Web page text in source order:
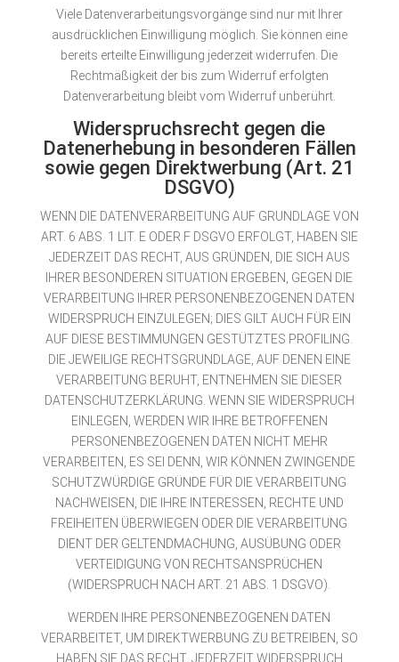
Viele Datenverarbeitungsvorgänge sind nur mit Ihrer
ausdrücklichen Einwilligung möglich. Sie können eine
bereits erteilte Einwilligung jederzeit widerrufen. Die
Rechtmäßigkeit der bis zum Widerruf erfolgten
Datenverarbeitung bleibt vom Widerruf unberührt.
Widerspruchsrecht gegen die
Datenerhebung in besonderen Fällen
sowie gegen Direktwerbung (Art. 21
DSGVO)
WENN DIE DATENVERARBEITUNG AUF GRUNDLAGE VON
ART. 6 ABS. 1 LIT. E ODER F DSGVO ERFOLGT, HABEN SIE
JEDERZEIT DAS RECHT, AUS GRÜNDEN, DIE SICH AUS
IHRER BESONDEREN SITUATION ERGEBEN, GEGEN DIE
VERARBEITUNG IHRER PERSONENBEZOGENEN DATEN
WIDERSPRUCH EINZULEGEN; DIES GILT AUCH FÜR EIN
AUF DIESE BESTIMMUNGEN GESTÜTZTES PROFILING.
DIE JEWEILIGE RECHTSGRUNDLAGE, AUF DENEN EINE
VERARBEITUNG BERUHT, ENTNEHMEN SIE DIESER
DATENSCHUTZERKLÄRUNG. WENN SIE WIDERSPRUCH
EINLEGEN, WERDEN WIR IHRE BETROFFENEN
PERSONENBEZOGENEN DATEN NICHT MEHR
VERARBEITEN, ES SEI DENN, WIR KÖNNEN ZWINGENDE
SCHUTZWÜRDIGE GRÜNDE FÜR DIE VERARBEITUNG
NACHWEISEN, DIE IHRE INTERESSEN, RECHTE UND
FREIHEITEN ÜBERWIEGEN ODER DIE VERARBEITUNG
DIENT DER GELTENDMACHUNG, AUSÜBUNG ODER
VERTEIDIGUNG VON RECHTSANSPRÜCHEN
(WIDERSPRUCH NACH ART. 21 ABS. 1 DSGVO).
WERDEN IHRE PERSONENBEZOGENEN DATEN
VERARBEITET, UM DIREKTWERBUNG ZU BETREIBEN, SO
HABEN SIE DAS RECHT, JEDERZEIT WIDERSPRUCH